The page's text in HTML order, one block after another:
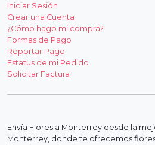
Iniciar Sesión
Crear una Cuenta
¿Cómo hago mi compra?
Formas de Pago
Reportar Pago
Estatus de mi Pedido
Solicitar Factura
Envía Flores a Monterrey desde la
Monterrey, donde te ofrecemos